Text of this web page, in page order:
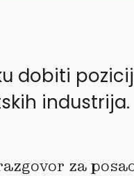
dobiti
za